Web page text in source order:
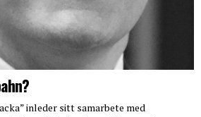
inleder sitt samarbete med